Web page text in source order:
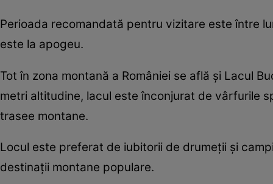
Perioada recomandată pentru vizitare este între
este la apogeu.
Tot în zona montană a României se află și Lacul
metri altitudine, lacul este înconjurat de vârfurile
trasee montane.
Locul este preferat de iubitorii de drumeții și
destinații montane populare.